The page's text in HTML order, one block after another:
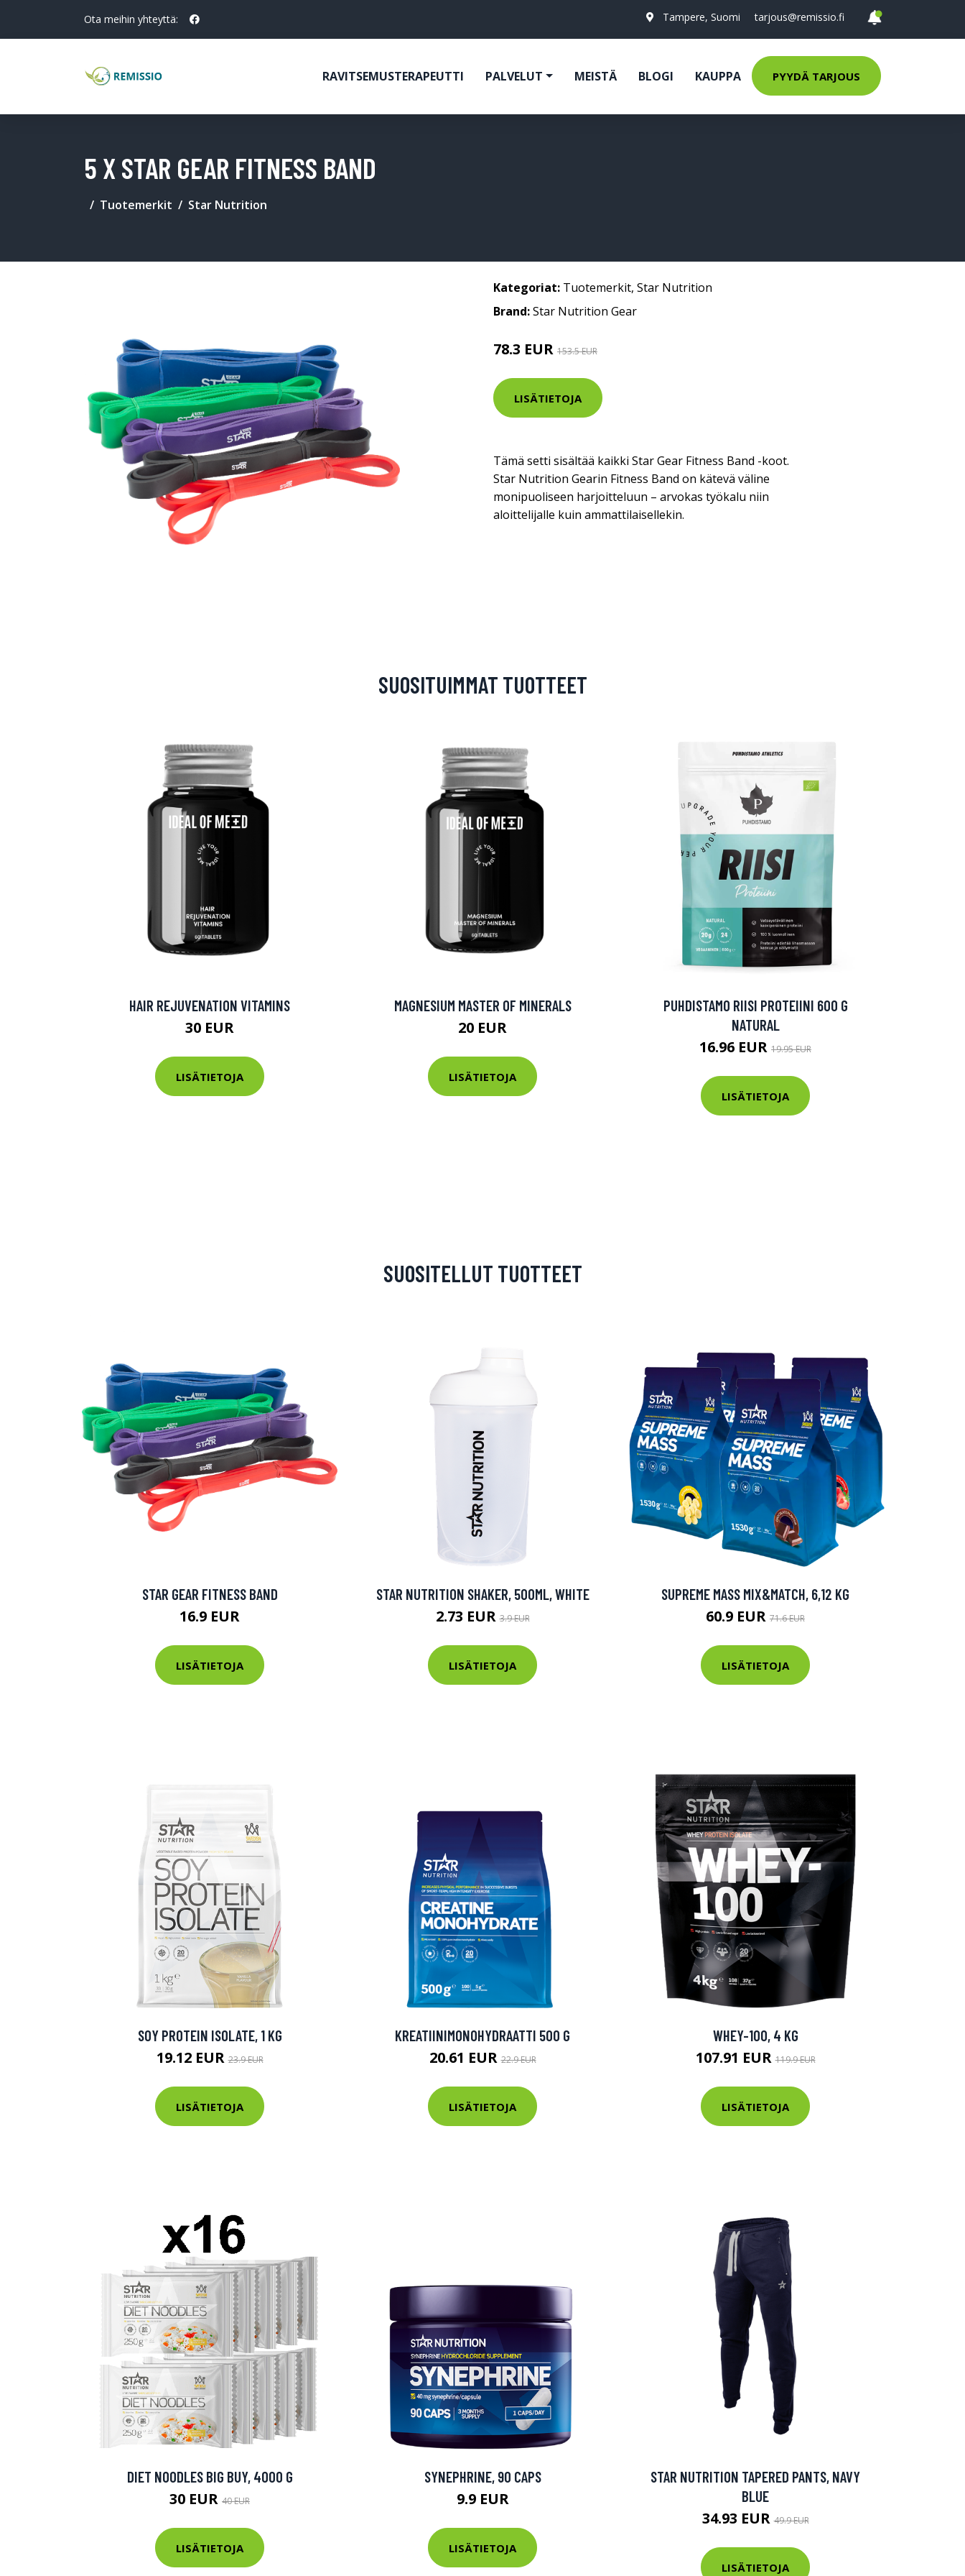
Ota meihin yhteyttä: Tampere, Suomi tarjous@remissio.fi
RAVITSEMUSTERAPEUTTI PALVELUT MEISTÄ BLOGI KAUPPA PYYDÄ TARJOUS
5 X STAR GEAR FITNESS BAND
Tuotemerkit Star Nutrition
Kategoriat: Tuotemerkit, Star Nutrition
Brand:Star Nutrition Gear
78.3 EUR 153.5 EUR
LISÄTIETOJA
Tämä setti sisältää kaikki Star Gear Fitness Band -koot.
Star Nutrition Gearin Fitness Band on kätevä väline
monipuoliseen harjoitteluun – arvokas työkalu niin
aloittelijalle kuin ammattilaisellekin.
SUOSITUIMMAT TUOTTEET
HAIR REJUVENATION VITAMINS
30 EUR
LISÄTIETOJA
MAGNESIUM MASTER OF MINERALS
20 EUR
LISÄTIETOJA
PUHDISTAMO RIISI PROTEIINI 600 G
NATURAL
16.96 EUR 19.95 EUR
LISÄTIETOJA
SUOSITELLUT TUOTTEET
STAR GEAR FITNESS BAND
16.9 EUR
LISÄTIETOJA
STAR NUTRITION SHAKER, 500ML, WHITE
2.73 EUR3.9 EUR
LISÄTIETOJA
SUPREME MASS MIX&MATCH, 6,12 KG
60.9 EUR 71.6 EUR
LISÄTIETOJA
SOY PROTEIN ISOLATE, 1 KG
19.12 EUR23.9 EUR
LISÄTIETOJA
KREATIINIMONOHYDRAATTI 500 G
20.61 EUR22.9 EUR
LISÄTIETOJA
WHEY-100, 4 KG
107.91 EUR119.9 EUR
LISÄTIETOJA
DIET NOODLES BIG BUY, 4000 G
30 EUR 40 EUR
LISÄTIETOJA
SYNEPHRINE, 90 CAPS
9.9 EUR
LISÄTIETOJA
STAR NUTRITION TAPERED PANTS, NAVY
BLUE
34.93 EUR49.9 EUR
LISÄTIETOJA
IdealofMeD Kauppa
Kaikki IdealofMeDin tuotteet -20 %!
hintaan.